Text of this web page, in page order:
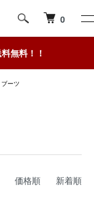
0
無料！！
ブーツ
価格順 新着順